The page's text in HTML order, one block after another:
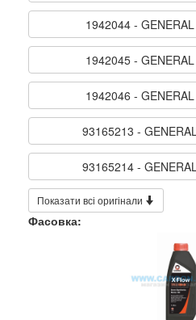
1942044 -
1942045 -
1942046 -
93165213 -
93165214 -
Показати всі оригінали
Фасовка: